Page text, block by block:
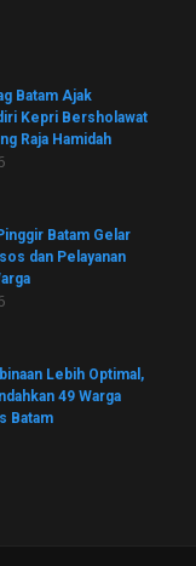
Batam Ajak
Kepri Bersholawat
Raja Hamidah
Batam Gelar
dan Pelayanan
Lebih Optimal,
49 Warga
Batam